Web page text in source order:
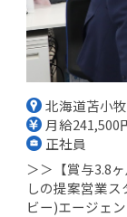
北海道苫小
月給241,500
正社員
＞＞【賞与3.8
しの提案営業
ビー)エージェ